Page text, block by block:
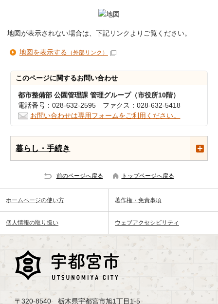
地図が表示されない場合は、下記リンクよりご覧ください。
地図を表示する （外部リンク）
このページに関するお問い合わせ
都市整備部 公園管理課 管理グループ（市役所10階）
電話番号：028-632-2595 ファクス：028-632-5418
お問い合わせは専用フォームをご利用ください。
暮らし・手続き
前のページへ戻る トップページへ戻る
ホームページの使い方 著作権・免責事項
個人情報の取り扱い ウェブアクセシビリティ
〒320-8540 栃木県宇都宮市旭1丁目1-5